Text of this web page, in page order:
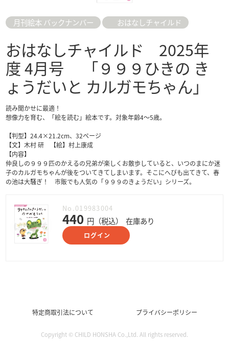
月刊絵本 バックナンバー おはなしチャイルド
おはなしチャイルド 2025年
度 4月号 「９９９ひきの き
ょうだいと カルガモちゃん」
読み聞かせに最適！
想像力を育む、「絵を読む」絵本です。対象年齢4～5歳。
【判型】24.4×21.2cm、32ページ
【文】木村 研 【絵】村上康成
【内容】
仲良しの９９９匹のかえるの兄弟が楽しくお散歩していると、いつのまにか迷
子のカルガモちゃんが後をついてきてしまいます。そこにへびも出てきて、春
の池は大騒ぎ！ 市販でも人気の「９９９のきょうだい」シリーズ。
No.019983004
440 円（税込） 在庫あり
ログイン
特定商取引法について プライバシーポリシー
Copyright © CHILD HONSHA Co.,Ltd. All rights reserved.